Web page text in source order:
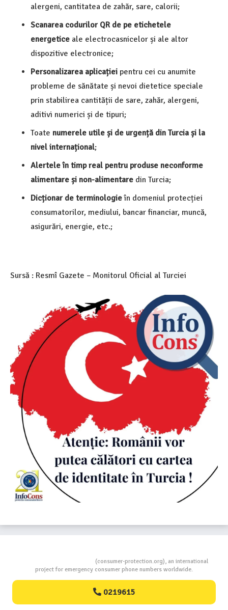
alergeni, cantitatea de zahăr, sare, calorii;
Scanarea codurilor QR de pe etichetele
energetice ale electrocasnicelor și ale altor
dispozitive electronice;
Personalizarea aplicației pentru cei cu anumite
probleme de sănătate și nevoi dietetice speciale
prin stabilirea cantității de sare, zahăr, alergeni,
aditivi numerici și de tipuri;
Toate numerele utile și de urgență din Turcia și la
nivel internațional;
Alertele în timp real pentru produse neconforme
alimentare și non-alimentare din Turcia;
Dicționar de terminologieîn domeniul protecției
consumatorilor, mediului, bancar financiar, muncă,
asigurări, energie, etc.;
Sursă : Resmî Gazete – Monitorul Oficial al Turciei
(consumer-protection.org), an international
project for emergency consumer phone numbers worldwide.
0219615